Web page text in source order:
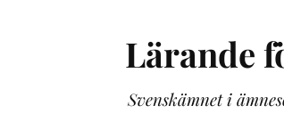
Lärande
Svenskämnet i